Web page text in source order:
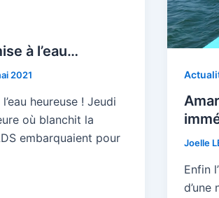
à l’eau…
2021
heureuse ! Jeudi
où blanchit la
embarquaient pour
Joelle
Enfin